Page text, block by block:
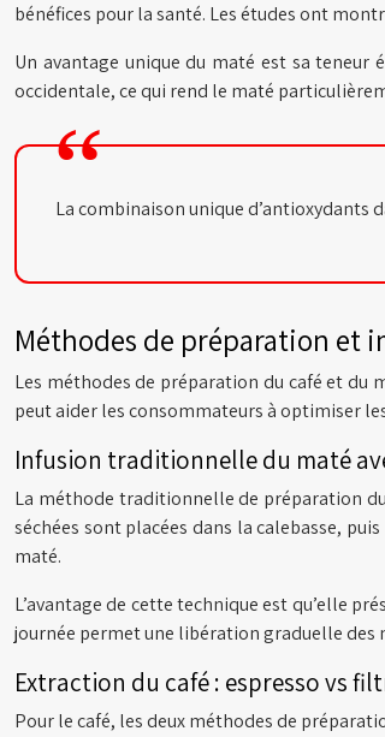
bénéfices pour la santé. Les études ont
Un avantage unique du maté est sa
occidentale, ce qui rend le maté
La combinaison unique d’antioxydants
Méthodes de préparation et
Les méthodes de préparation du café et du
peut aider les consommateurs à optimiser
Infusion traditionnelle du maté
La méthode traditionnelle de préparation
séchées sont placées dans la calebasse,
maté.
L’avantage de cette technique est qu’elle
journée permet une libération graduelle
Extraction du café : espresso vs
Pour le café, les deux méthodes de